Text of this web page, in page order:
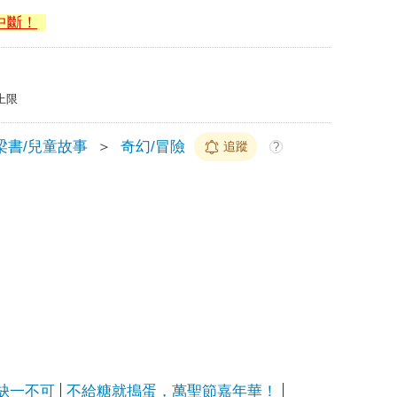
！
限
書/兒童故事 ＞ 奇幻/冒險 追蹤 ?
一不可 不給糖就搗蛋，萬聖節嘉年華！